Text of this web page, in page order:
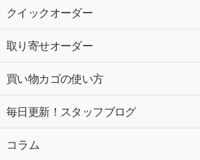
クイックオーダー
取り寄せオーダー
買い物カゴの使い方
毎日更新！スタッフブログ
コラム